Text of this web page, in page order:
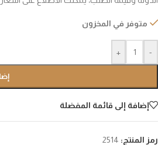
متوفر في المخزون
-
+
إضافة إلى قائمة المفضلة
رمز المنتج: 2514